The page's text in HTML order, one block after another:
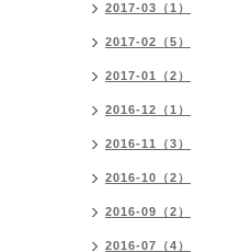
2017-03（1）
2017-02（5）
2017-01（2）
2016-12（1）
2016-11（3）
2016-10（2）
2016-09（2）
2016-07（4）